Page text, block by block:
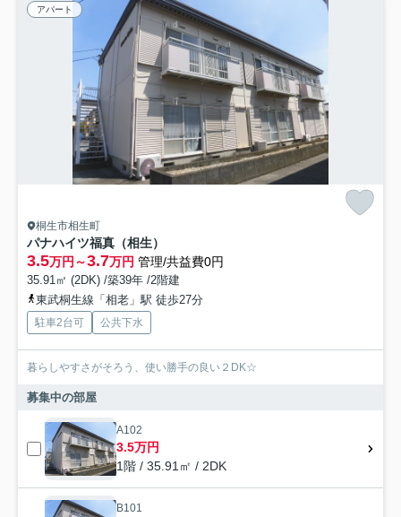
アパート
桐生市相生町
パナハイツ福真（相生）
3.5万円～3.7万円 管理/共益費0円
35.91㎡ (2DK) /築39年 /2階建
東武桐生線「相老」駅 徒歩27分
駐車2台可 公共下水
暮らしやすさがそろう、使い勝手の良い２DK☆
募集中の部屋
A102
3.5万円
1階 / 35.91㎡ / 2DK
B101